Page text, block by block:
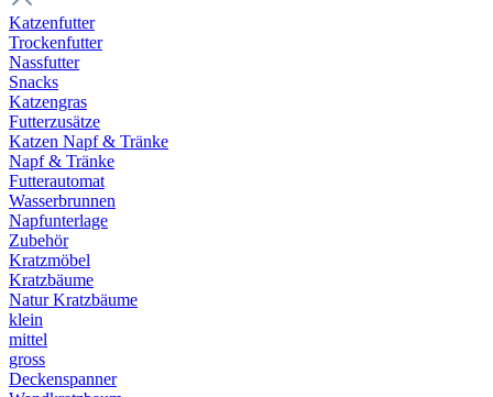
Katzenfutter
Trockenfutter
Nassfutter
Snacks
Katzengras
Futterzusätze
Katzen Napf & Tränke
Napf & Tränke
Futterautomat
Wasserbrunnen
Napfunterlage
Zubehör
Kratzmöbel
Kratzbäume
Natur Kratzbäume
klein
mittel
gross
Deckenspanner